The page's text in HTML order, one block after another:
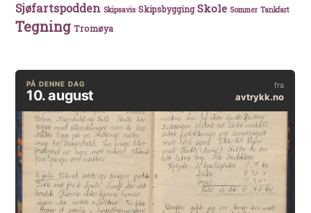
Sjøfartspodden Skipsavis Skipsbygging Skole Sommer Tankfart
Tegning Tromøya